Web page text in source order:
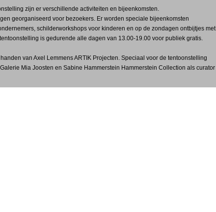
zijn er verschillende activiteiten en bijeenkomsten.
georganiseerd voor bezoekers. Er worden speciale bijeenkomsten
schilderworkshops voor kinderen en op de zondagen ontbijtjes met
is gedurende alle dagen van 13.00-19.00 voor publiek gratis.
van Axel Lemmens ARTIK Projecten. Speciaal voor de tentoonstelling
Mia Joosten en Sabine Hammerstein Hammerstein Collection als curator